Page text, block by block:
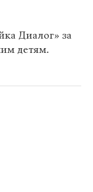
Диалог» за
детям.